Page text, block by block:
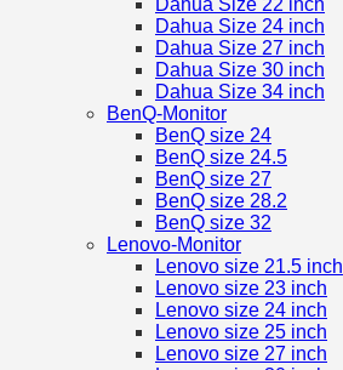
Dahua Size 22 inch
Dahua Size 24 inch
Dahua Size 27 inch
Dahua Size 30 inch
Dahua Size 34 inch
BenQ-Monitor
BenQ size 24
BenQ size 24.5
BenQ size 27
BenQ size 28.2
BenQ size 32
Lenovo-Monitor
Lenovo size 21.5 inch
Lenovo size 23 inch
Lenovo size 24 inch
Lenovo size 25 inch
Lenovo size 27 inch